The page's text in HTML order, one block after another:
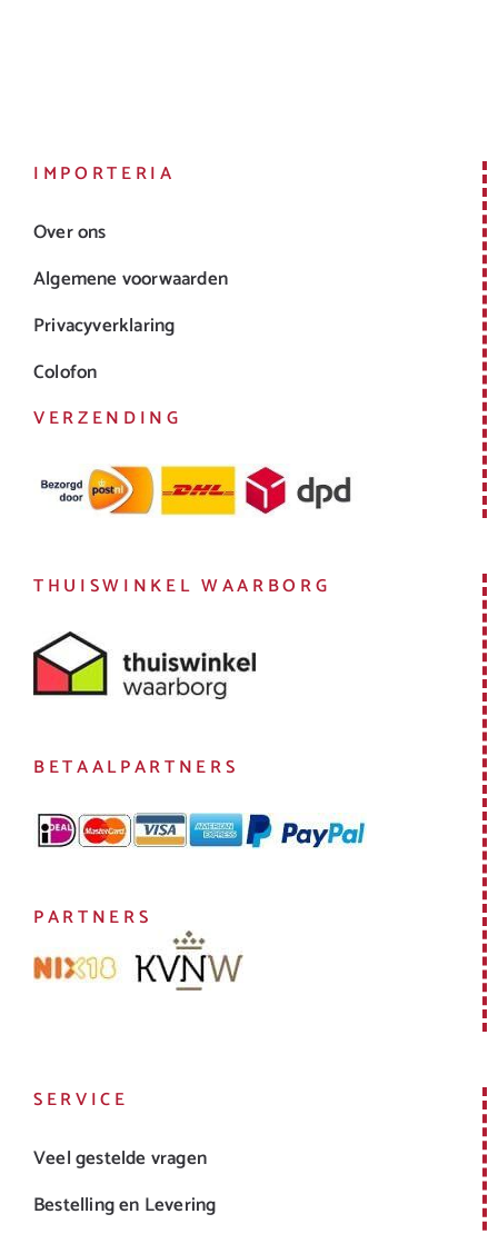
IMPORTERIA
Over ons
Algemene voorwaarden
Privacyverklaring
Colofon
VERZENDING
THUISWINKEL WAARBORG
BETAALPARTNERS
PARTNERS
SERVICE
Veel gestelde vragen
Bestelling en Levering